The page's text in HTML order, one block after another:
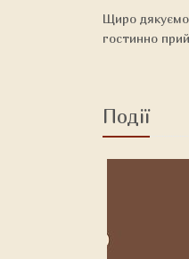
Щиро дякуємо
гостинно
Події